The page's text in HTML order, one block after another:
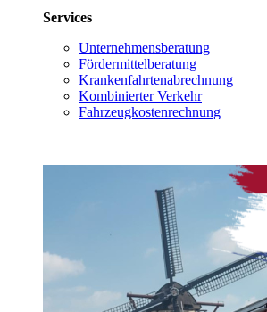
Services
Unternehmensberatung
Fördermittelberatung
Krankenfahrtenabrechnung
Kombinierter Verkehr
Fahrzeugkostenrechnung